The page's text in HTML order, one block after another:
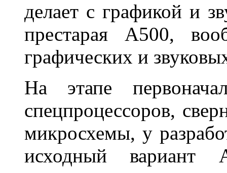
делает с графикой и
престарая А500,
графических и
На этапе
спецпроцессоров,
микросхемы, у
исходный вариант